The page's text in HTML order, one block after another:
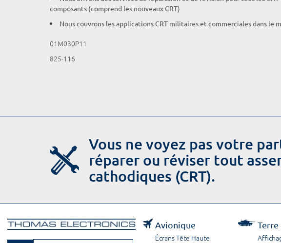
composants (comprend les nouveaux CRT)
Nous couvrons les applications CRT militaires et commerciales dans le
01M030P11
825-116
Vous ne voyez pas votre
réparer ou réviser tout
cathodiques (CRT).
Avionique
Écrans Tête Haute